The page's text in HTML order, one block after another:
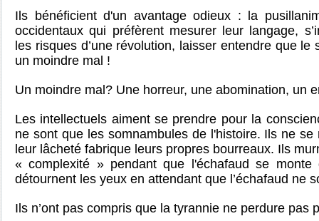
Ils bénéficient d'un avantage odieux : la
occidentaux qui préfèrent mesurer leur langage,
les risques d’une révolution, laisser entendre que
un moindre mal !
Un moindre mal? Une horreur, une abomination, un
Les intellectuels aiment se prendre pour la
ne sont que les somnambules de l'histoire. Ils ne
leur lâcheté fabrique leurs propres bourreaux. Ils
« complexité » pendant que l'échafaud se monte
détournent les yeux en attendant que l’échafaud ne
Ils n’ont pas compris que la tyrannie ne perdure pas